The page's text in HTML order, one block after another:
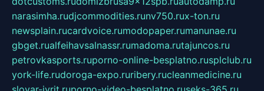
narasimha.rudjcommodities.runv750.rux-ton.ru
newsplain.rucardvoice.rumodopaper.rumanunae.ru
gbget.rualfeihavsalnassr.rumadoma.rutajuncos.ru
petrovkasports.ruporno-online-besplatno.rusplclub.ru
york-life.rudoroga-expo.ruribery.rucleanmedicine.ru